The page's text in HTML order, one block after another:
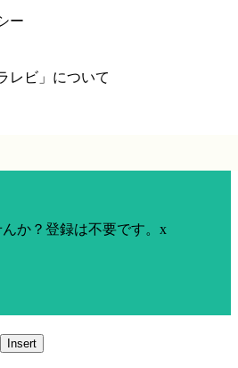
ー
レビ」について
か？登録は不要です。 x
Insert